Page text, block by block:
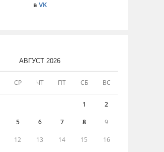
в VK
АВГУСТ 2026
СР ЧТ ПТ СБ ВС
1 2
5 6 7 8 9
12 13 14 15 16